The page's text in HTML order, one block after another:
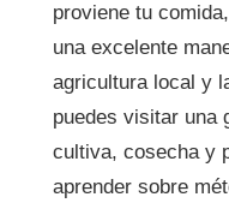
proviene tu
una excelente
agricultura local y
puedes visitar una
cultiva, cosecha y
aprender sobre